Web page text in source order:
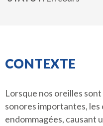
CONTEXTE
Lorsque nos oreilles
sonores importantes,
endommagées, causant